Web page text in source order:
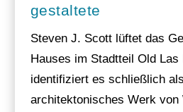
gestaltete
Steven J. Scott lüftet das
Hauses im Stadtteil Old Las
identifiziert es schließlich
architektonisches Werk von